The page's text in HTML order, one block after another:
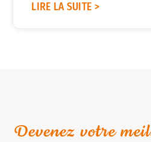
LIRE LA SUITE >
Devenez votre